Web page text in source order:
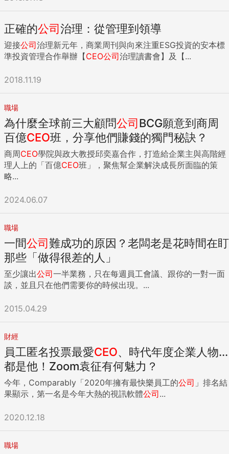
正確的公司治理：從管理到領導
迎接公司治理新元年，商業周刊與向來注重ESG投資的安本標
準投資管理合作舉辦【CEO公司治理讀書會】及【...
2018.11.19
職場
為什麼全球前三大顧問公司BCG願意到商周
百億CEO班，分享他們賺錢的獨門秘訣？
商周CEO學院與政大教授邱奕嘉合作，打造給企業主與高階經
理人上的「百億CEO班」，聚焦幫企業解決成長所面臨的策
略...
2024.06.07
職場
一間公司難成功的原因？老闆老是花時間在盯
那些「做得很差的人」
至少讓出公司一半業務，只在每週員工會議、跟你的一對一面
談，並且只在他們需要你的時候出現。...
2015.04.29
財經
員工匿名投票最愛CEO、時代年度企業人物...
都是他！Zoom袁征有何魅力？
今年，Comparably「2020年擁有最快樂員工的公司 」排名結
果顯示，第一名是今年大熱的視訊軟體公司...
2020.12.18
職場